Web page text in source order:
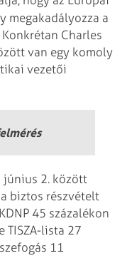
megakadályozza a
Charles
van egy komoly
vezetői
június 2. között
biztos részvételt
45 százalékon
TISZA-lista 27
11